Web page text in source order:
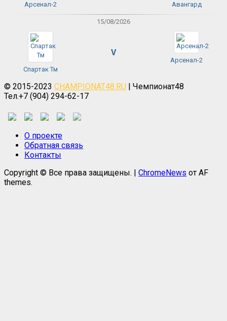
Арсенал-2 Авангард
15/08/2026
Спартак Тм
V
Арсенал-2
© 2015-2023 CHAMPIONAT48.RU | Чемпионат48
Тел.+7 (904) 294-62-17
О проекте
Обратная связь
Контакты
Copyright © Все права защищены. | ChromeNews от AF
themes.